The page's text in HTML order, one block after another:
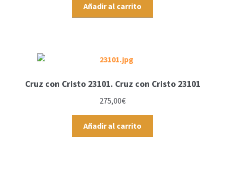
Añadir al carrito
Cruz con Cristo 23101. Cruz con Cristo 23101
275,00€
Añadir al carrito